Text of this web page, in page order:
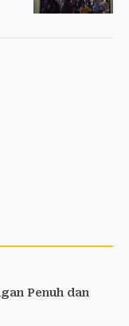
Penuh dan